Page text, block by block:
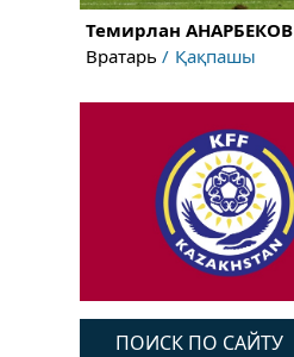
Темирлан АНАРБЕКОВ
Вратарь
Қақпашы
ПОИСК ПО САЙТУ